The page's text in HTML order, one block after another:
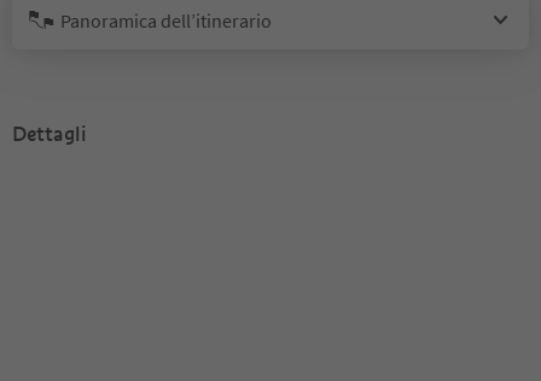
Panoramica dell’itinerario
Dettagli